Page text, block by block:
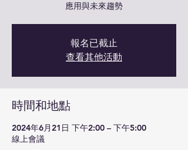
應用與未來趨勢
報名已截止
查看其他活動
時間和地點
2024年6月21日 下午2:00 – 下午5:00
線上會議